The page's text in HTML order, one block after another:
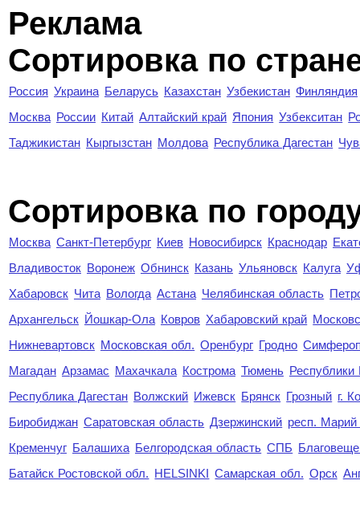
Реклама
Сортировка по
Россия Украина Беларусь Казахстан Узбекистан Финляндия
Москва России Китай Алтайский край Япония Узбекситан
Таджикистан Кыргызстан Молдова Республика Дагестан
Cортировка по
Москва Санкт-Петербург Киев Новосибирск Краснодар
Владивосток Воронеж Обнинск Казань Ульяновск Калуга
Хабаровск Чита Вологда Астана Челябинская область
Архангельск Йошкар-Ола Ковров Хабаровский край
Нижневартовск Московская обл. Оренбург Гродно
Магадан Арзамас Махачкала Кострома Тюмень Республики
Республика Дагестан Волжский Ижевск Брянск Грозный г.
Биробиджан Саратовская область Дзержинский респ.
Кременчуг Балашиха Белгородская область СПБ
Батайск Ростовской обл. HELSINKI Самарская обл. Орск